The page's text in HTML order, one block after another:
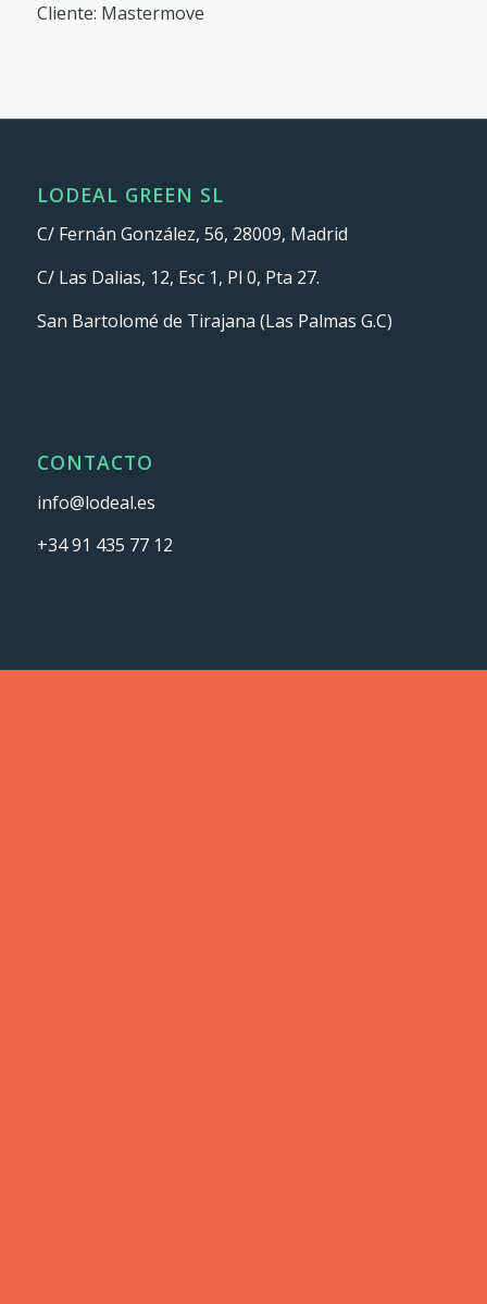
Cliente: Mastermove
LODEAL GREEN SL
C/ Fernán González, 56, 28009, Madrid
C/ Las Dalias, 12, Esc 1, Pl 0, Pta 27.
San Bartolomé de Tirajana (Las Palmas G.C)
CONTACTO
info@lodeal.es
+34 91 435 77 12